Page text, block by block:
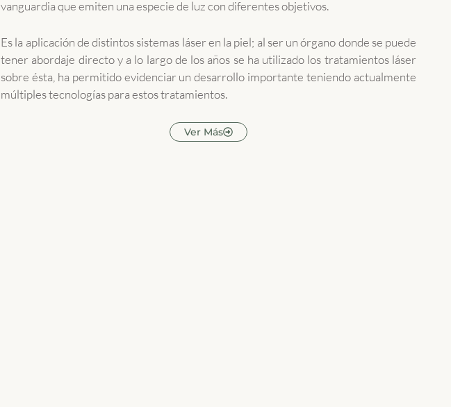
vanguardia que emiten una especie de luz con diferentes objetivos.
Es la aplicación de distintos sistemas láser en la piel; al ser un órgano donde se puede
tener abordaje directo y a lo largo de los años se ha utilizado los tratamientos láser
sobre ésta, ha permitido evidenciar un desarrollo importante teniendo actualmente
múltiples tecnologías para estos tratamientos.
Ver Más